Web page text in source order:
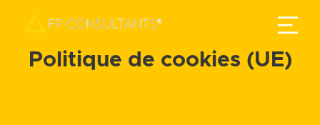
Politique de cookies (UE)